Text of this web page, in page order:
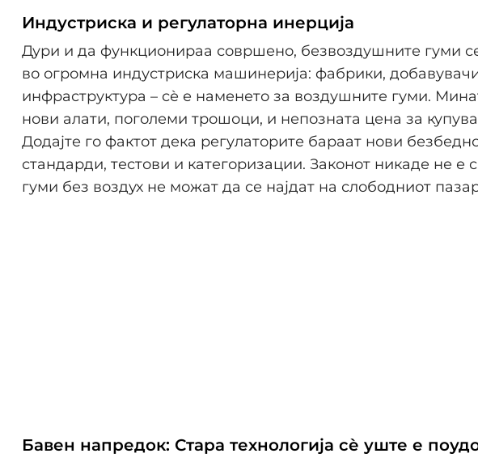
Индустриска и регулаторна инерција
Дури и да функционираа совршено, безвоздушните гуми
во огромна индустриска машинерија: фабрики,
инфраструктура – сѐ е наменето за воздушните гуми.
нови алати, поголеми трошоци, и непозната цена за
Додајте го фактот дека регулаторите бараат нови
стандарди, тестови и категоризации. Законот никаде не е
гуми без воздух не можат да се најдат на слободниот
Бавен напредок: Стара технологија сѐ уште е